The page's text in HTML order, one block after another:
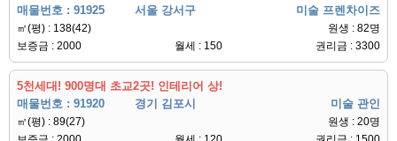
매물번호 : 91925
서울 강서구 미술 프렌차이즈
㎡(평) : 138(42)
원생 : 82명
보증금 : 2000
월세 : 150 권리금 : 3300
5천세대! 900명대 초교2곳! 인테리어 상!
매물번호 : 91920
경기 김포시 미술 관인
㎡(평) : 89(27)
원생 : 20명